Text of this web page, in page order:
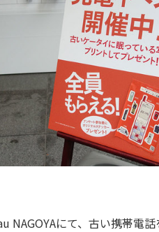
NAGOYAにて、古い携帯電